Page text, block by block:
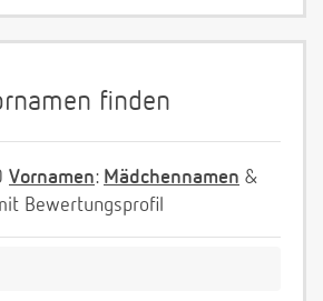
finden
Vornamen: Mädchennamen &
Bewertungsprofil